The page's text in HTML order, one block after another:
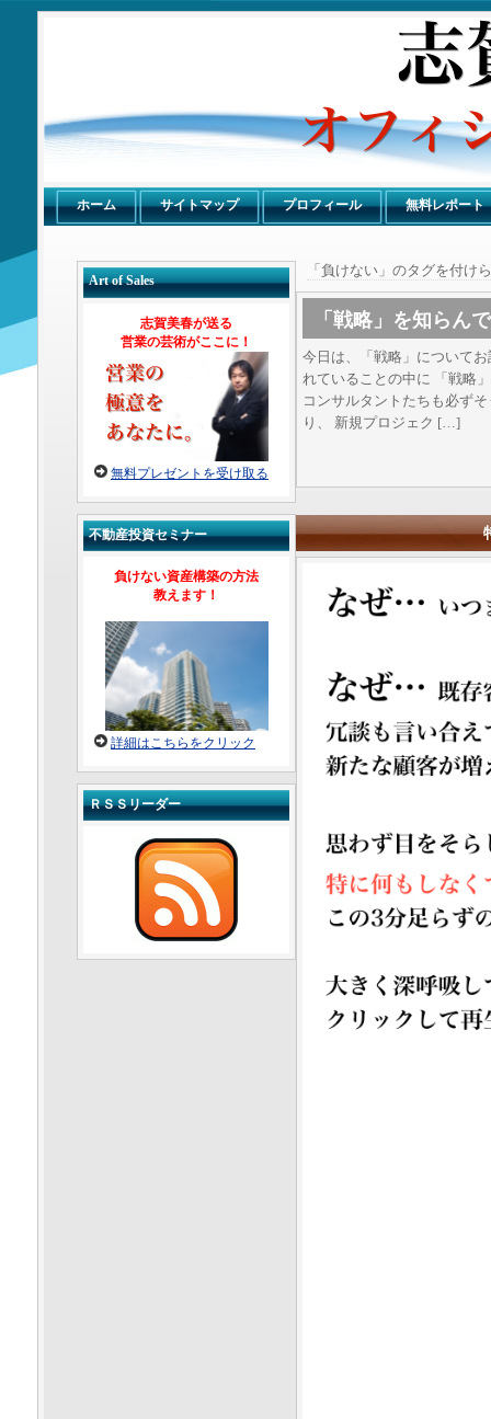
ホーム サイトマップ プロフィール 無料レポート
「負けない」のタグを付け
「戦略」を知らん
今日は、「戦略」について
れていることの中に 「戦略
コンサルタントたちも必ず
り、 新規プロジェク […]
Art of Sales
志賀美春が送る
営業の芸術がここに！
無料プレゼントを受け取る
不動産投資セミナー
負けない資産構築の方法
教えます！
詳細はこちらをクリック
ＲＳＳリーダー